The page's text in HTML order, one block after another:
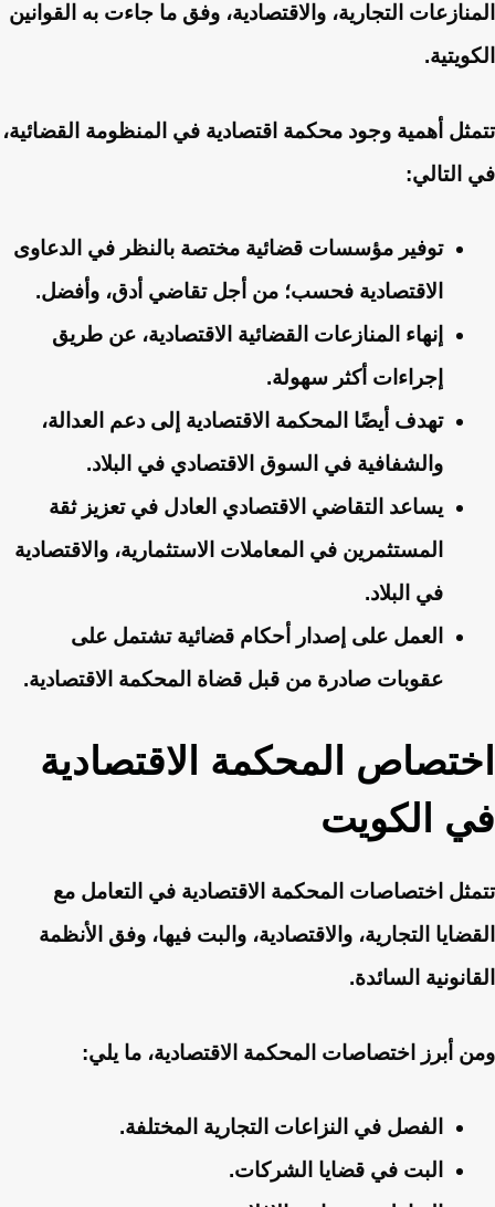
المنازعات التجارية، والاقتصادية، وفق ما جاءت به القوانين
الكويتية.
تتمثل أهمية وجود محكمة اقتصادية في المنظومة القضائية،
في التالي:
توفير مؤسسات قضائية مختصة بالنظر في الدعاوى
الاقتصادية فحسب؛ من أجل تقاضي أدق، وأفضل.
إنهاء المنازعات القضائية الاقتصادية، عن طريق
إجراءات أكثر سهولة.
تهدف أيضًا المحكمة الاقتصادية إلى دعم العدالة،
والشفافية في السوق الاقتصادي في البلاد.
يساعد التقاضي الاقتصادي العادل في تعزيز ثقة
المستثمرين في المعاملات الاستثمارية، والاقتصادية
في البلاد.
العمل على إصدار أحكام قضائية تشتمل على
عقوبات صادرة من قبل قضاة المحكمة الاقتصادية.
اختصاص المحكمة الاقتصادية
في الكويت
تتمثل اختصاصات المحكمة الاقتصادية في التعامل مع
القضايا التجارية، والاقتصادية، والبت فيها، وفق الأنظمة
القانونية السائدة.
ومن أبرز اختصاصات المحكمة الاقتصادية، ما يلي:
الفصل في النزاعات التجارية المختلفة.
البت في قضايا الشركات.